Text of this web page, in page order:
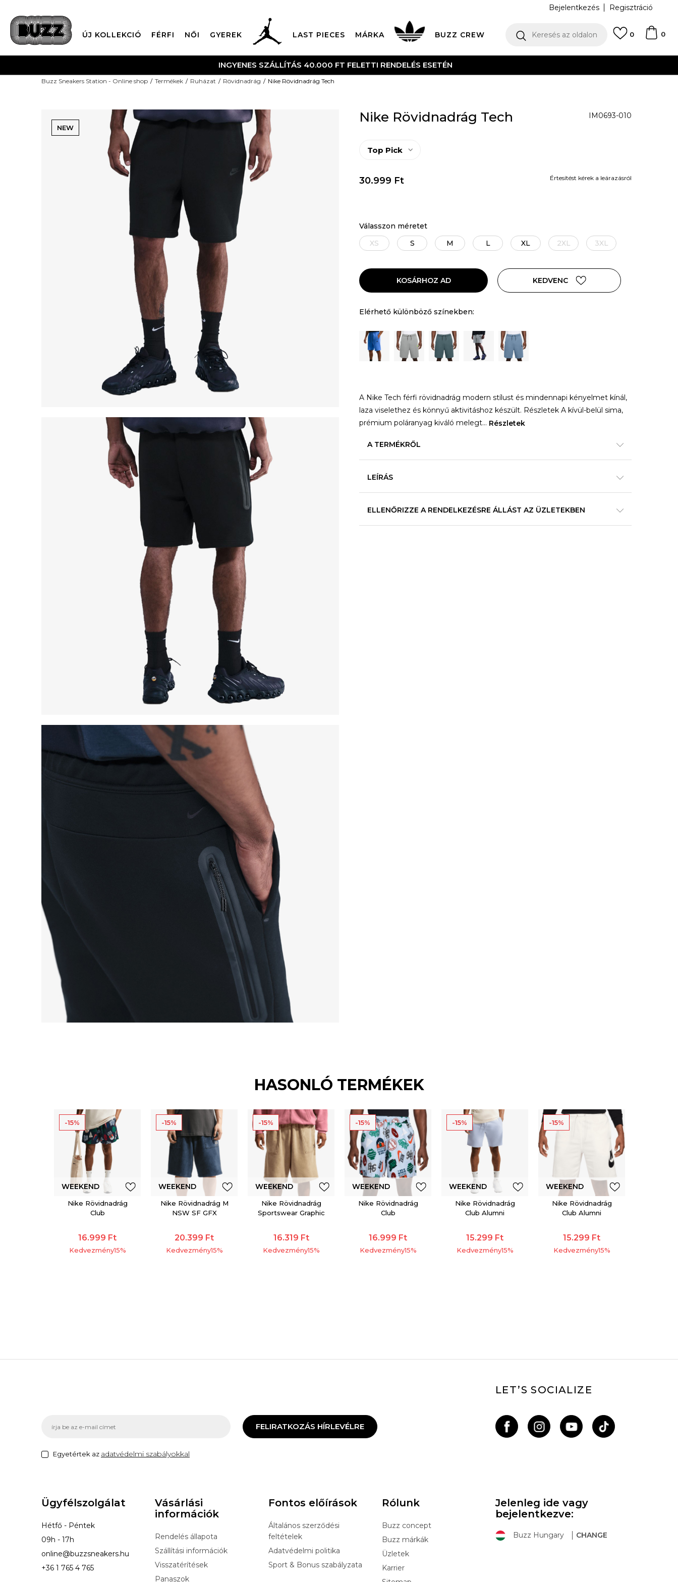
Bejelentkezés Regisztráció
ÚJ KOLLEKCIÓ FÉRFI NŐI GYEREK LAST PIECES MÁRKA BUZZ CREW Keresés az oldalon 0
0
INGYENES SZÁLLÍTÁS 40.000 FT FELETTI RENDELÉS ESETÉN
Buzz Sneakers Station - Online shop Termékek Ruházat Rövidnadrág Nike Rövidnadrág Tech
NEW
Nike Rövidnadrág Tech IM0693-010
Top Pick
30.999 Ft Értesítést kérek a leárazásról
Válasszon méretet
XS
S M L XL 2XL 3XL
KOSÁRHOZ AD KEDVENC
Elérhető különböző színekben:
A Nike Tech férfi rövidnadrág modern stílust és mindennapi kényelmet kínál,
laza viselethez és könnyű aktivitáshoz készült. Részletek A kívül-belül sima,
prémium poláranyag kiváló melegt... Részletek
A TERMÉKRŐL
LEÍRÁS
ELLENŐRIZZE A RENDELKEZÉSRE ÁLLÁST AZ ÜZLETEKBEN
HASONLÓ TERMÉKEK
-15%
WEEKEND
OFFER
Nike Rövidnadrág
Club
16.999 Ft
Kedvezmény15%
-15%
WEEKEND
OFFER
Nike Rövidnadrág M
NSW SF GFX
20.399 Ft
Kedvezmény15%
-15%
WEEKEND
OFFER
Nike Rövidnadrág
Sportswear Graphic
16.319 Ft
Kedvezmény15%
-15%
WEEKEND
OFFER
Nike Rövidnadrág
Club
16.999 Ft
Kedvezmény15%
-15%
WEEKEND
OFFER
Nike Rövidnadrág
Club Alumni
15.299 Ft
Kedvezmény15%
-15%
WEEKEND
OFFER
Nike Rövidnadrág
Club Alumni
15.299 Ft
Kedvezmény15%
FELIRATKOZÁS HÍRLEVÉLRE
Egyetértek az adatvédelmi szabályokkal
LET’S SOCIALIZE
Ügyfélszolgálat
Hétfő - Péntek
09h - 17h
online@buzzsneakers.hu
+36 1 765 4 765
Vásárlási
információk
Rendelés állapota
Szállítási információk
Visszatérítések
Panaszok
Fontos előírások
Általános szerződési
feltételek
Adatvédelmi politika
Sport & Bonus szabályzata
Rólunk
Buzz concept
Buzz márkák
Üzletek
Karrier
Jelenleg ide vagy
bejelentkezve:
Buzz Hungary CHANGE